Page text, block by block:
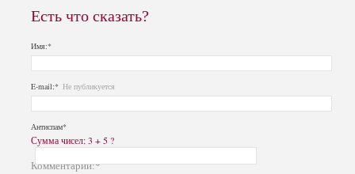
Есть что сказать?
Имя:*
E-mail:* Не публикуется
Антиспам*
Сумма чисел: 3 + 5 ?
Комментарий:*